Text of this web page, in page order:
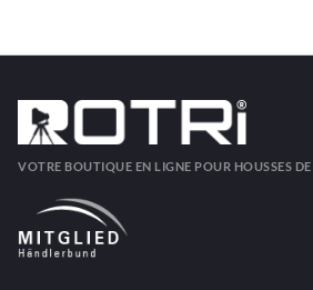
VOTRE BOUTIQUE EN LIGNE POUR HOUSSES